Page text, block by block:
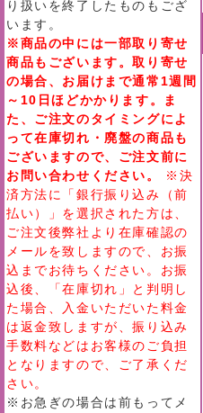
り扱いを終了したものもござ
います。
※商品の中には一部取り寄せ
商品もございます。取り寄せ
の場合、お届けまで通常1週間
～10日ほどかかります。ま
た、ご注文のタイミングによ
って在庫切れ・廃盤の商品も
ございますので、ご注文前に
お問い合わせください。
※決
済方法に「銀行振り込み（前
払い）」を選択された方は、
ご注文後弊社より在庫確認の
メールを致しますので、お振
込までお待ちください。お振
込後、「在庫切れ」と判明し
た場合、入金いただいた料金
は返金致しますが、振り込み
手数料などはお客様のご負担
となりますので、ご了承くだ
さい。
※お急ぎの場合は前もってメ